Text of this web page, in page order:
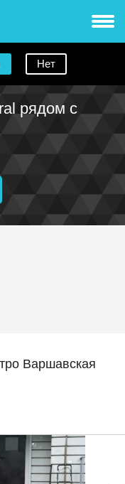
Нет
рядом с
Варшавская